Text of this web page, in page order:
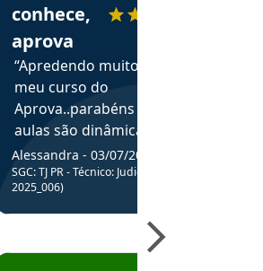
em depoimento
conhece,
aprova
“Apredendo muito no
meu curso do
Aprova..parabéns pelas
aulas são dinâmicas e
me ajudam a entender
melhor os assuntos.”
Alessandra - 03/07/2025
SGC: TJ PR - Técnico: Judiciário (Edital
2025_006)
Caio recomenda o Aprova